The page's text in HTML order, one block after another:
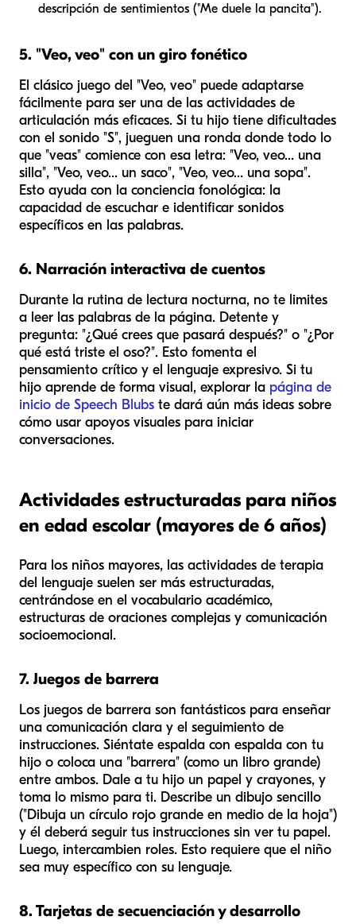
descripción de sentimientos ("Me duele la pancita").
5. "Veo, veo" con un giro fonético
El clásico juego del "Veo, veo" puede adaptarse
fácilmente para ser una de las actividades de
articulación más eficaces. Si tu hijo tiene dificultades
con el sonido "S", jueguen una ronda donde todo lo
que "veas" comience con esa letra: "Veo, veo... una
silla", "Veo, veo... un saco", "Veo, veo... una sopa".
Esto ayuda con la conciencia fonológica: la
capacidad de escuchar e identificar sonidos
específicos en las palabras.
6. Narración interactiva de cuentos
Durante la rutina de lectura nocturna, no te limites
a leer las palabras de la página. Detente y
pregunta: "¿Qué crees que pasará después?" o "¿Por
qué está triste el oso?". Esto fomenta el
pensamiento crítico y el lenguaje expresivo. Si tu
hijo aprende de forma visual, explorar la página de
inicio de Speech Blubs te dará aún más ideas sobre
cómo usar apoyos visuales para iniciar
conversaciones.
Actividades estructuradas para niños
en edad escolar (mayores de 6 años)
Para los niños mayores, las actividades de terapia
del lenguaje suelen ser más estructuradas,
centrándose en el vocabulario académico,
estructuras de oraciones complejas y comunicación
socioemocional.
7. Juegos de barrera
Los juegos de barrera son fantásticos para enseñar
una comunicación clara y el seguimiento de
instrucciones. Siéntate espalda con espalda con tu
hijo o coloca una "barrera" (como un libro grande)
entre ambos. Dale a tu hijo un papel y crayones, y
toma lo mismo para ti. Describe un dibujo sencillo
("Dibuja un círculo rojo grande en medio de la hoja")
y él deberá seguir tus instrucciones sin ver tu papel.
Luego, intercambien roles. Esto requiere que el niño
sea muy específico con su lenguaje.
8. Tarjetas de secuenciación y desarrollo